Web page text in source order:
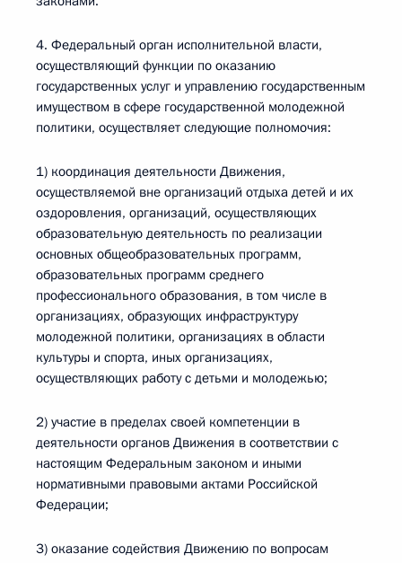
4. Федеральный орган исполнительной власти,
осуществляющий функции по оказанию
государственных услуг и управлению государственным
имуществом в сфере государственной молодежной
политики, осуществляет следующие полномочия:
1) координация деятельности Движения,
осуществляемой вне организаций отдыха детей и их
оздоровления, организаций, осуществляющих
образовательную деятельность по реализации
основных общеобразовательных программ,
образовательных программ среднего
профессионального образования, в том числе в
организациях, образующих инфраструктуру
молодежной политики, организациях в области
культуры и спорта, иных организациях,
осуществляющих работу с детьми и молодежью;
2) участие в пределах своей компетенции в
деятельности органов Движения в соответствии с
настоящим Федеральным законом и иными
нормативными правовыми актами Российской
Федерации;
3) оказание содействия Движению по вопросам